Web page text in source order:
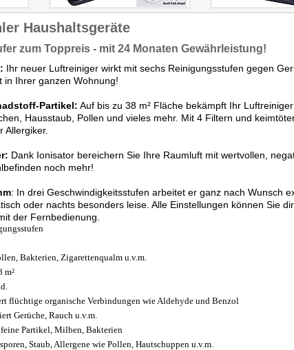
Haushaltsgeräte
zum Toppreis - mit 24 Monaten Gewährleistung!
Ihr neuer Luftreiniger wirkt mit sechs Reinigungsstufen gegen
in Ihrer ganzen Wohnung!
Partikel: Auf bis zu 38 m² Fläche bekämpft Ihr
Hausstaub, Pollen und vieles mehr. Mit 4 Filtern und
Allergiker.
Dank Ionisator bereichern Sie Ihre Raumluft mit wertvollen,
noch mehr!
: In drei Geschwindigkeitsstufen arbeitet er ganz nach Wunsch
oder nachts besonders leise. Alle Einstellungen können Sie
der Fernbedienung.
Bakterien, Zigarettenqualm u.v.m.
m²
flüchtige organische Verbindungen wie Aldehyde und Benzol
Gerüche, Rauch u.v.m.
Partikel, Milben, Bakterien
Staub, Allergene wie Pollen, Hautschuppen u.v.m.